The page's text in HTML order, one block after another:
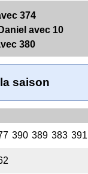
374
avec 10
380
saison
390 389 383 391